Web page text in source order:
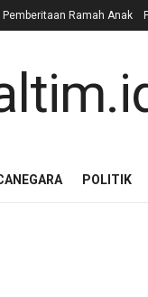
Pemberitaan Ramah Anak
POLITIK